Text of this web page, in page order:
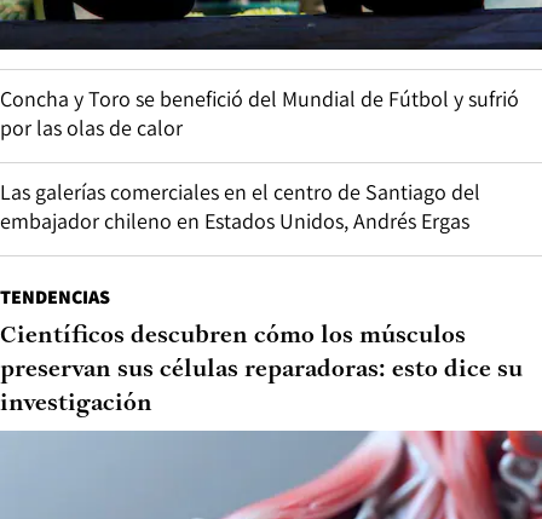
Concha y Toro se benefició del Mundial de Fútbol y sufrió
por las olas de calor
Las galerías comerciales en el centro de Santiago del
embajador chileno en Estados Unidos, Andrés Ergas
TENDENCIAS
Científicos descubren cómo los músculos
preservan sus células reparadoras: esto dice su
investigación